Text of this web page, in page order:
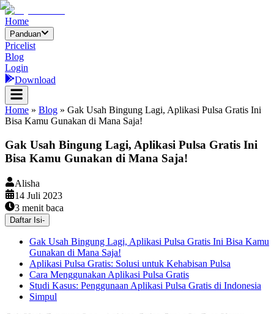
Home
Panduan
Pricelist
Blog
Login
Download
Home » Blog » Gak Usah Bingung Lagi, Aplikasi Pulsa Gratis Ini
Bisa Kamu Gunakan di Mana Saja!
Gak Usah Bingung Lagi, Aplikasi Pulsa Gratis Ini
Bisa Kamu Gunakan di Mana Saja!
Alisha
14 Juli 2023
3 menit baca
Daftar Isi-
Gak Usah Bingung Lagi, Aplikasi Pulsa Gratis Ini Bisa Kamu
Gunakan di Mana Saja!
Aplikasi Pulsa Gratis: Solusi untuk Kehabisan Pulsa
Cara Menggunakan Aplikasi Pulsa Gratis
Studi Kasus: Penggunaan Aplikasi Pulsa Gratis di Indonesia
Simpul